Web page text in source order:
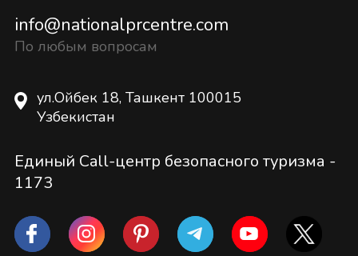
info@nationalprcentre.com
По любым вопросам
ул.Ойбек 18, Ташкент 100015
Узбекистан
Единый Call-центр безопасного туризма -
1173